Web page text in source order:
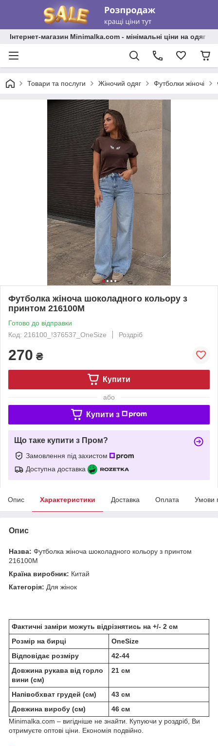
Інтернет-магазин Minimalka.com - мінімальні ціни на одяг
Товари та послуги Жіночий одяг Футболки жіночі
Футболка жіноча шоколадного кольору з
принтом 216100M
Готово до відправки
Код: 216100_!376537_OneSize
Роздріб
270 ₴
Купити
або
Купити з
Що таке купити з Пром?
Замовлення під захистом
Доступна доставка
Опис Характеристики Доставка Оплата Умови
Опис
Назва: Футболка жіноча шоколадного кольору з принтом
216100M
Країна виробник: Китай
Категорія: Для жінок
Фактичні заміри можуть відрізнятись на +/- 2 см
Розмір на бирці
OneSize
Відповідає розміру
42-44
Довжина рукава від горло
вини (см)
21 см
Напівобхват грудей (см)
43 см
Довжина виробу (см)
46 см
Minimalka.com – вигідніше не знайти. Купуючи у роздріб, Ви
отримуєте оптові ціни. Економія подвійно.